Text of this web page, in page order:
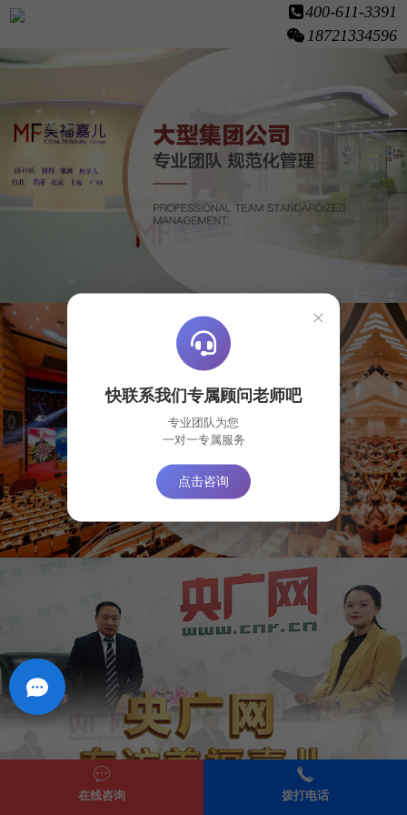
400-611-3391
18721334596
在线咨询 拨打电话
×
快联系我们专属顾问老师吧
专业团队为您
一对一专属服务
点击咨询